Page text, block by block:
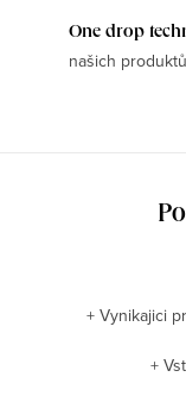
One drop
našich produktů
+ Vynikajici
+